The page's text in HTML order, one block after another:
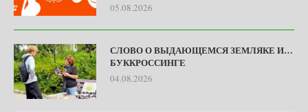
05.08.2026
СЛОВО О ВЫДАЮЩЕМСЯ ЗЕМЛЯКЕ И…
БУККРОССИНГЕ
04.08.2026